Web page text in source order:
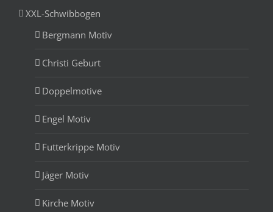
XXL-Schwibbogen
Bergmann Motiv
Christi Geburt
Doppelmotive
Engel Motiv
Futterkrippe Motiv
Jäger Motiv
Kirche Motiv